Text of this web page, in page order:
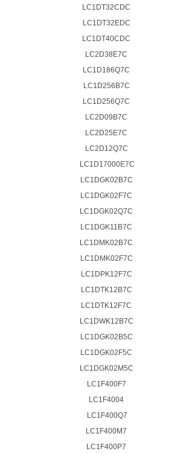
LC1DT32CDC
LC1DT32EDC
LC1DT40CDC
LC2D38E7C
LC1D186Q7C
LC1D256B7C
LC1D256Q7C
LC2D09B7C
LC2D25E7C
LC2D12Q7C
LC1D17000E7C
LC1DGK02B7C
LC1DGK02F7C
LC1DGK02Q7C
LC1DGK11B7C
LC1DMK02B7C
LC1DMK02F7C
LC1DPK12F7C
LC1DTK12B7C
LC1DTK12F7C
LC1DWK12B7C
LC1DGK02B5C
LC1DGK02F5C
LC1DGK02M5C
LC1F400F7
LC1F4004
LC1F400Q7
LC1F400M7
LC1F400P7